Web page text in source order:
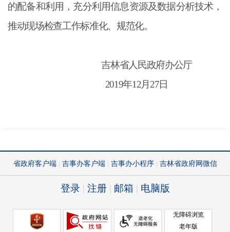
的配备和利用，充分利用信息资源及数据分析技术，
推动现场检查工作标准化、规范化。
吉林省人民政府办公厅
2019年12月27日